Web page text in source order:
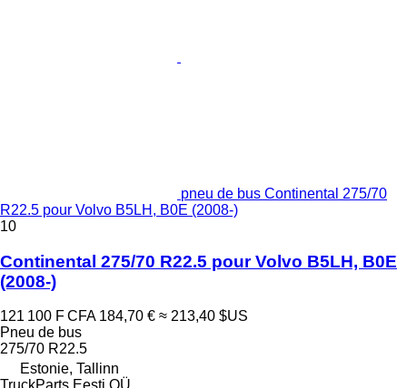
pneu de bus Continental 275/70
R22.5 pour Volvo B5LH, B0E (2008-)
10
Continental 275/70 R22.5 pour Volvo B5LH, B0E
(2008-)
121 100 F CFA 184,70 € ≈ 213,40 $US
Pneu de bus
275/70 R22.5
Estonie, Tallinn